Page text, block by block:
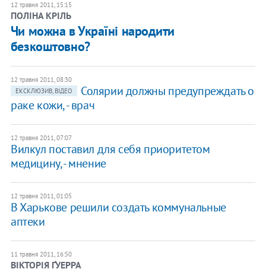
12 травня 2011, 15:15
ПОЛІНА КРІЛЬ
Чи можна в Україні народити
безкоштовно?
12 травня 2011, 08:30
ЕКСКЛЮЗИВ, ВІДЕО
Солярии должны предупреждать о
раке кожи, - врач
12 травня 2011, 07:07
Вилкул поставил для себя приоритетом
медицину, - мнение
12 травня 2011, 01:05
В Харькове решили создать коммунальные
аптеки
11 травня 2011, 16:50
ВІКТОРІЯ ҐУЕРРА